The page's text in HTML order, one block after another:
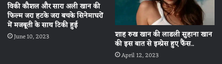
विकी कौशल और सारा अली खान की
फिल्म जरा हटके जरा बचके सिनेमाघरों
में मजबूती के साथ टिकी हुई
June 10, 2023 शाह रुख खान की लाडली सुहाना खान
की इस बात से इम्प्रेस हुए फैंस..
April 12, 2023